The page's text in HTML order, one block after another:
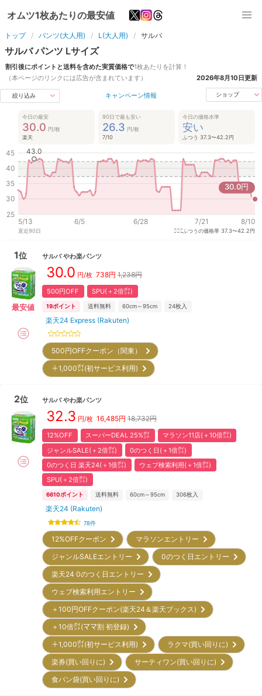
オムツ1枚あたりの最安値
トップ パンツ(大人用) L(大人用) サルバ
サルバ パンツ Lサイズ
割引後にポイントと送料を含めた実質価格で1枚あたりを計算！
（本ページのリンクには広告が含まれています）
2026年8月10日更新
絞り込み キャンペーン情報 ショップ
今日の最安
30.0 円/枚
楽天
90日で最も安い
26.3 円/枚
7/10
今日の価格水準
安い
ふつう 37.3〜42.2円
25
30
35
40
45
5/13 6/5 6/28 7/21 8/10
43.0
30.0円
直近90日 ふつうの価格帯37.3〜42.2円
1位
最安値
サルバ やわ楽パンツ
30.0 円/枚 738円 1,238円
500円OFF SPU(＋2倍㌽)
19ポイント 送料無料 60cm～95cm 24枚入
楽天24 Express (Rakuten)
500円OFFクーポン（関東）
＋1,000㌽(初サービス利用)
2位 サルバ やわ楽パンツ
32.3 円/枚 16,485円 18,732円
12%OFF スーパーDEAL 25%㌽
マラソン11店(＋10倍㌽)
ジャンルSALE(＋2倍㌽)
0のつく日(＋1倍㌽)
0のつく日 楽天24(＋1倍㌽)
ウェブ検索利用(＋1倍㌽)
SPU(＋2倍㌽)
6610ポイント 送料無料 60cm～95cm 306枚入
楽天24 (Rakuten)
78件
12%OFFクーポン
マラソンエントリー
ジャンルSALEエントリー
0のつく日エントリー
楽天24 0のつく日エントリー
ウェブ検索利用エントリー
＋100円OFFクーポン(楽天24＆楽天ブックス)
＋10倍㌽(ママ割 初登録)
＋1,000㌽(初サービス利用)
ラクマ(買い回りに)
楽券(買い回りに)
サーティワン(買い回りに)
食パン袋(買い回りに)